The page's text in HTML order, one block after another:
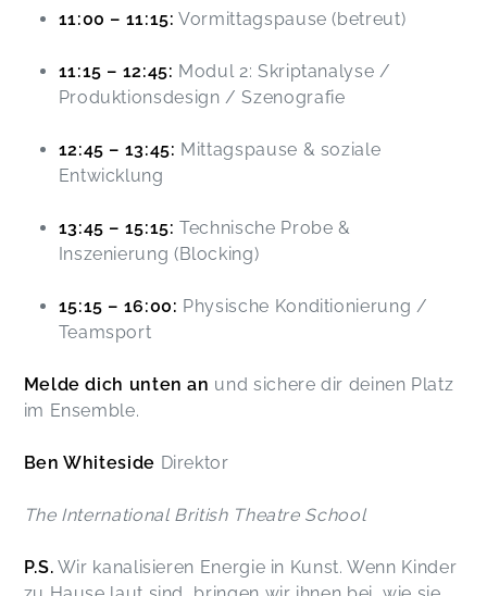
11:00 – 11:15: Vormittagspause (betreut)
11:15 – 12:45: Modul 2: Skriptanalyse /
Produktionsdesign / Szenografie
12:45 – 13:45: Mittagspause & soziale
Entwicklung
13:45 – 15:15: Technische Probe &
Inszenierung (Blocking)
15:15 – 16:00: Physische Konditionierung /
Teamsport
Melde dich unten an und sichere dir deinen Platz
im Ensemble.
Ben Whiteside Direktor
The International British Theatre School
P.S. Wir kanalisieren Energie in Kunst. Wenn Kinder